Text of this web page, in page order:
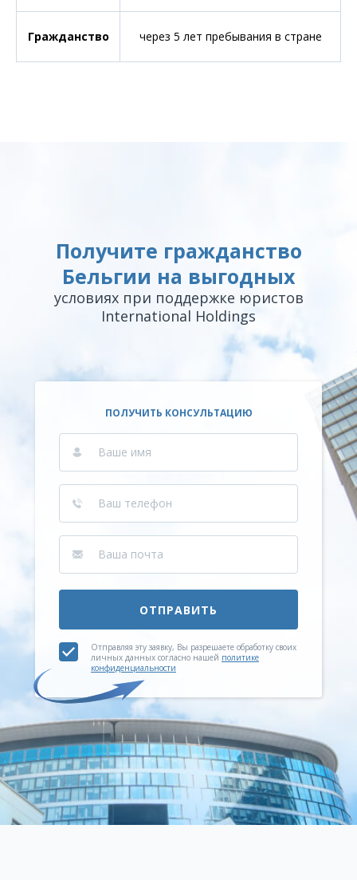
Гражданство через 5 лет пребывания в стране
Получите гражданство
Бельгии на выгодных
условиях при поддержке юристов
International Holdings
ПОЛУЧИТЬ КОНСУЛЬТАЦИЮ
ОТПРАВИТЬ
Отправляя эту заявку, Вы разрешаете обработку своих
личных данных согласно нашей политике
конфиденциальности